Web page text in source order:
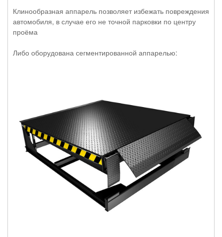
Клинообразная аппарель позволяет избежать повреждения
автомобиля, в случае его не точной парковки по центру
проёма
Либо оборудована сегментированной аппарелью: